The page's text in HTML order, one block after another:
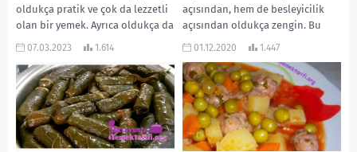
oldukça pratik ve çok da lezzetli
olan bir yemek. Ayrıca oldukça da
hafif oluyor. Aynı zamanda...
07.03.2023 1.614
açısından, hem de besleyicilik
açısından oldukça zengin. Bu
gün de çok lezzetli bir kış sebzesi
01.12.2020 1.447